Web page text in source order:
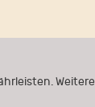
Weitere